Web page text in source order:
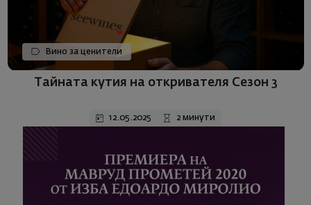
Вино за ценители
Тайната кутия на откривателя Сезон 3
12.05.2025 2 минути